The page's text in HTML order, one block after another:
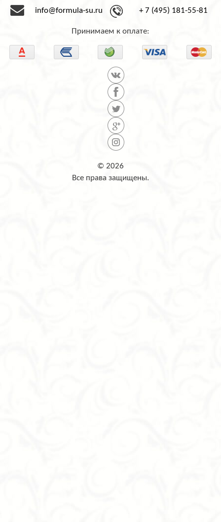
info@formula-su.ru + 7 (495) 181-55-81
Принимаем к оплате:
© 2026
Все права защищены.